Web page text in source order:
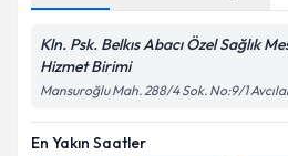
Kln. Psk. Belkıs Abacı Özel Sağlık
Hizmet Birimi
Mansuroğlu Mah. 288/4 Sok. No:9/1
En Yakın Saatler